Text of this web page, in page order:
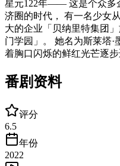
星元122年―― 这是个众多
济圈的时代， 有一名少女
大的企业「贝纳里特集团
门学园」。 她名为斯莱塔
着胸口闪烁的鲜红光芒逐步
番剧资料
评分
6.5
年份
2022